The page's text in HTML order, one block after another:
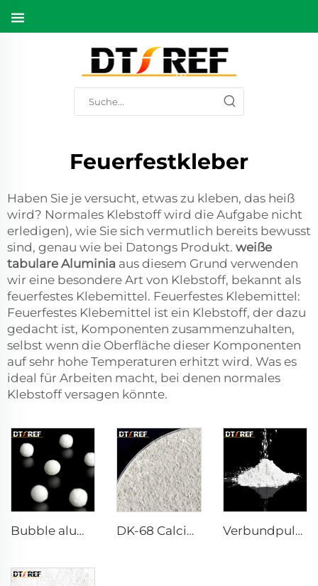
Feuerfestkleber
Haben Sie je versucht, etwas zu kleben, das heiß
wird? Normales Klebstoff wird die Aufgabe nicht
erledigen), wie Sie sich vermutlich bereits bewusst
sind, genau wie bei Datongs Produkt. weiße
tabulare Aluminia aus diesem Grund verwenden
wir eine besondere Art von Klebstoff, bekannt als
feuerfestes Klebemittel. Feuerfestes Klebemittel:
Feuerfestes Klebemittel ist ein Klebstoff, der dazu
gedacht ist, Komponenten zusammenzuhalten,
selbst wenn die Oberfläche dieser Komponenten
auf sehr hohe Temperaturen erhitzt wird. Was es
ideal für Arbeiten macht, bei denen normales
Klebstoff versagen könnte.
Bubble alumina DK-68 Calciumaluminat-Zement Verbundpulver Reaktives α-Al₂O₃ Pulver